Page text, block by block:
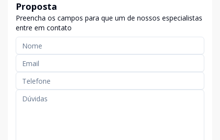
Proposta
Preencha os campos para que um de nossos especialistas
entre em contato